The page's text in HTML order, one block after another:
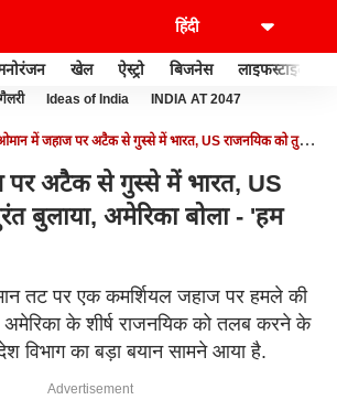
खेल ऐस्ट्रो बिजनेस लाइफस्टाइल
Ideas of India INDIA AT 2047
में जहाज पर अटैक से गुस्से में भारत, US राजनयिक को तुरंत
अटैक से गुस्से में भारत, US
बुलाया, अमेरिका बोला - 'हम
तट पर एक कमर्शियल जहाज पर हमले की
के शीर्ष राजनयिक को तलब करने के
विभाग का बड़ा बयान सामने आया है.
Advertisement